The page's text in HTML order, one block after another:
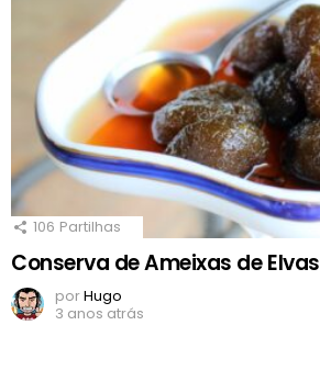
106 Partilhas
Conserva de Ameixas de Elvas
porHugo
3 anos atrás